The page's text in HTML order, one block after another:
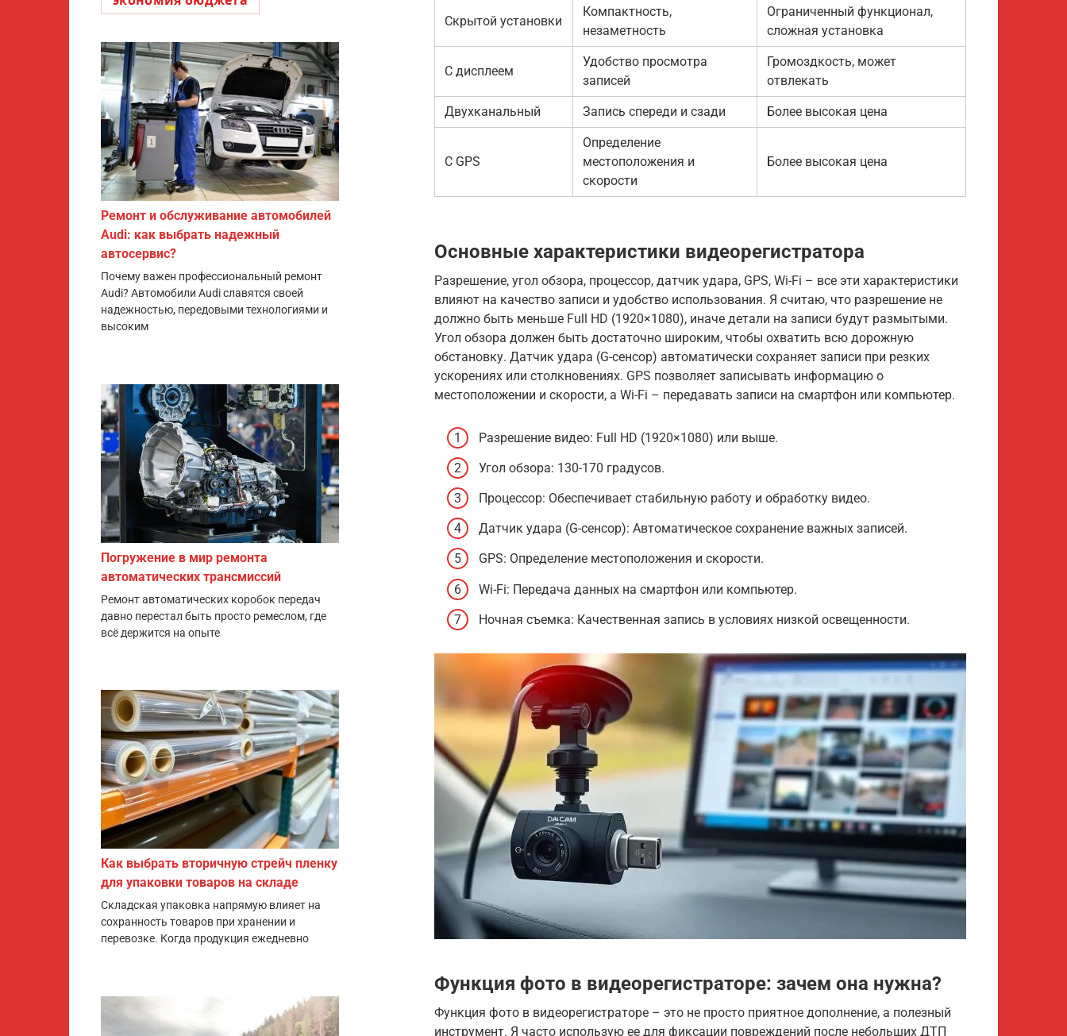
Скрытой установки
Компактность,
незаметность
Ограниченный функционал,
сложная установка
С дисплеем
Удобство просмотра
записей
Громоздкость, может
отвлекать
Двухканальный Запись спереди и сзади Более высокая цена
С GPS
Определение
местоположения и
скорости
Более высокая цена
Основные характеристики видеорегистратора
Разрешение, угол обзора, процессор, датчик удара, GPS, Wi-Fi – все эти характеристики
влияют на качество записи и удобство использования. Я считаю, что разрешение не
должно быть меньше Full HD (1920×1080), иначе детали на записи будут размытыми.
Угол обзора должен быть достаточно широким, чтобы охватить всю дорожную
обстановку. Датчик удара (G-сенсор) автоматически сохраняет записи при резких
ускорениях или столкновениях. GPS позволяет записывать информацию о
местоположении и скорости, а Wi-Fi – передавать записи на смартфон или компьютер.
Разрешение видео: Full HD (1920×1080) или выше.
Угол обзора: 130-170 градусов.
Процессор: Обеспечивает стабильную работу и обработку видео.
Датчик удара (G-сенсор): Автоматическое сохранение важных записей.
GPS: Определение местоположения и скорости.
Wi-Fi: Передача данных на смартфон или компьютер.
Ночная съемка: Качественная запись в условиях низкой освещенности.
Функция фото в видеорегистраторе: зачем она нужна?
Функция фото в видеорегистраторе – это не просто приятное дополнение, а полезный
инструмент. Я часто использую ее для фиксации повреждений после небольших ДТП
Ремонт и обслуживание автомобилей
Audi: как выбрать надежный
автосервис?
Почему важен профессиональный ремонт
Audi? Автомобили Audi славятся своей
надежностью, передовыми технологиями и
высоким
Погружение в мир ремонта
автоматических трансмиссий
Ремонт автоматических коробок передач
давно перестал быть просто ремеслом, где
всё держится на опыте
Как выбрать вторичную стрейч пленку
для упаковки товаров на складе
Складская упаковка напрямую влияет на
сохранность товаров при хранении и
перевозке. Когда продукция ежедневно